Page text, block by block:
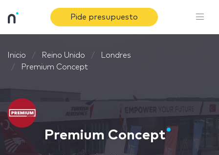
Pide presupuesto
Inicio Reino Unido
Londres
Premium Concept
Premium Concept